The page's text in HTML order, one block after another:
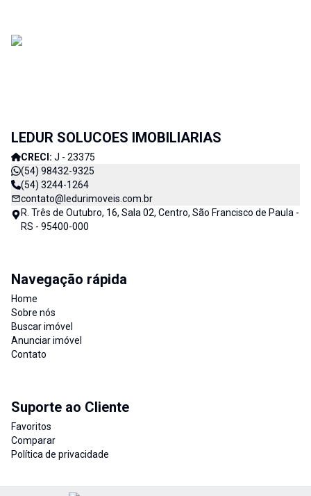
LEDUR SOLUCOES IMOBILIARIAS
CRECI: J - 23375
(54) 98432-9325
(54) 3244-1264
contato@ledurimoveis.com.br
R. Três de Outubro, 16, Sala 02, Centro, São Francisco de Paula -
RS - 95400-000
Navegação rápida
Home
Sobre nós
Buscar imóvel
Anunciar imóvel
Contato
Suporte ao Cliente
Favoritos
Comparar
Política de privacidade